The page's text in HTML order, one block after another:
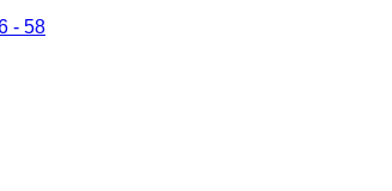
- 58